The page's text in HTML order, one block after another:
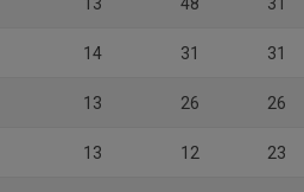
13 48 31
14 31 31
13 26 26
13 12 23